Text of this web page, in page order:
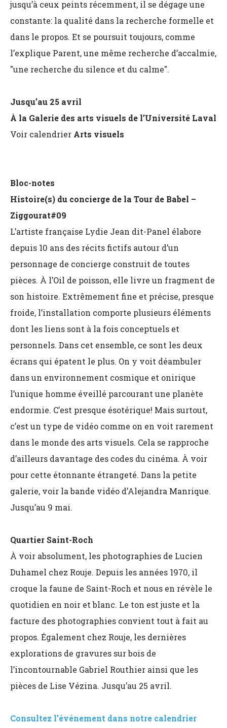
jusqu’à ceux peints récemment, il se dégage une
constante: la qualité dans la recherche formelle et
dans le propos. Et se poursuit toujours, comme
l’explique Parent, une même recherche d’accalmie,
"une recherche du silence et du calme".
Jusqu’au 25 avril
À la Galerie des arts visuels de l’Université Laval
Voir calendrier Arts visuels
Bloc-notes
Histoire(s) du concierge de la Tour de Babel –
Ziggourat#09
L’artiste française Lydie Jean dit-Panel élabore
depuis 10 ans des récits fictifs autour d’un
personnage de concierge construit de toutes
pièces. À l’Oil de poisson, elle livre un fragment de
son histoire. Extrêmement fine et précise, presque
froide, l’installation comporte plusieurs éléments
dont les liens sont à la fois conceptuels et
personnels. Dans cet ensemble, ce sont les deux
écrans qui épatent le plus. On y voit déambuler
dans un environnement cosmique et onirique
l’unique homme éveillé parcourant une planète
endormie. C’est presque ésotérique! Mais surtout,
c’est un type de vidéo comme on en voit rarement
dans le monde des arts visuels. Cela se rapproche
d’ailleurs davantage des codes du cinéma. À voir
pour cette étonnante étrangeté. Dans la petite
galerie, voir la bande vidéo d’Alejandra Manrique.
Jusqu’au 9 mai.
Quartier Saint-Roch
À voir absolument, les photographies de Lucien
Duhamel chez Rouje. Depuis les années 1970, il
croque la faune de Saint-Roch et nous en révèle le
quotidien en noir et blanc. Le ton est juste et la
facture des photographies convient tout à fait au
propos. Également chez Rouje, les dernières
explorations de gravures sur bois de
l’incontournable Gabriel Routhier ainsi que les
pièces de Lise Vézina. Jusqu’au 25 avril.
Consultez l’événement dans notre calendrier